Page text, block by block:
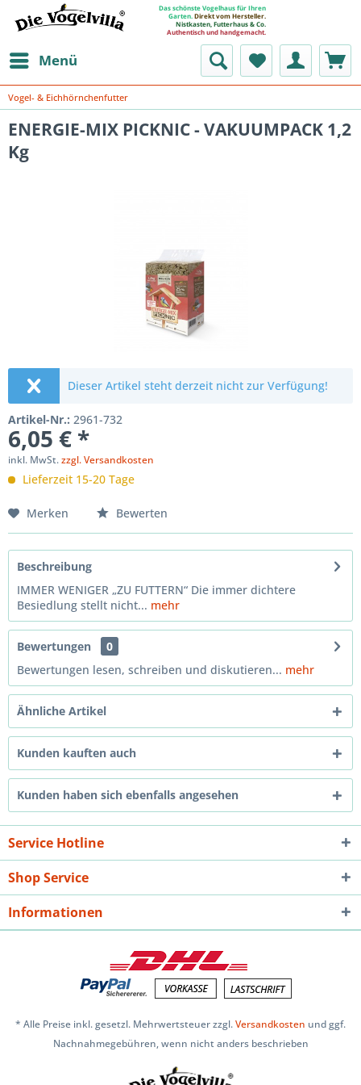
Das schönste Vogelhaus für Ihren
Garten. Direkt vom Hersteller.
Nistkasten, Futterhaus & Co.
Authentisch und handgemacht.
Menü
Vogel- & Eichhörnchenfutter
ENERGIE-MIX PICKNIC - VAKUUMPACK 1,2
Kg
Dieser Artikel steht derzeit nicht zur Verfügung!
Artikel-Nr.: 2961-732
6,05 € *
inkl. MwSt.zzgl. Versandkosten
Lieferzeit 15-20 Tage
Merken Bewerten
Beschreibung
IMMER WENIGER „ZU FUTTERN“ Die immer dichtere
Besiedlung stellt nicht... mehr
Bewertungen
0
Bewertungen lesen, schreiben und diskutieren... mehr
Ähnliche Artikel
Kunden kauften auch
Kunden haben sich ebenfalls angesehen
Service Hotline
Shop Service
Informationen
* Alle Preise inkl. gesetzl. Mehrwertsteuer zzgl.Versandkosten und ggf.
Nachnahmegebühren, wenn nicht anders beschrieben